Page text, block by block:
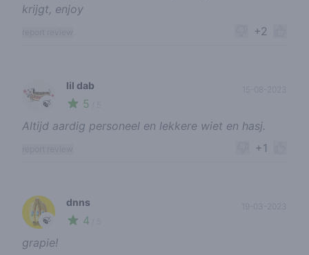
krijgt, enjoy
+2
🍃
lil dab
5
15-08-2023
Altijd aardig personeel en lekkere wiet en hasj.
+1
🍃
dnns
4
19-03-2023
grapie!